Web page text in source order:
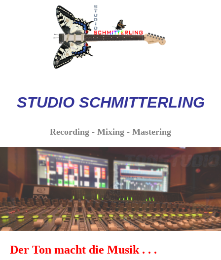
STUDIO SCHMITTERLING
Recording - Mixing - Mastering
Der Ton macht die Musik . . .